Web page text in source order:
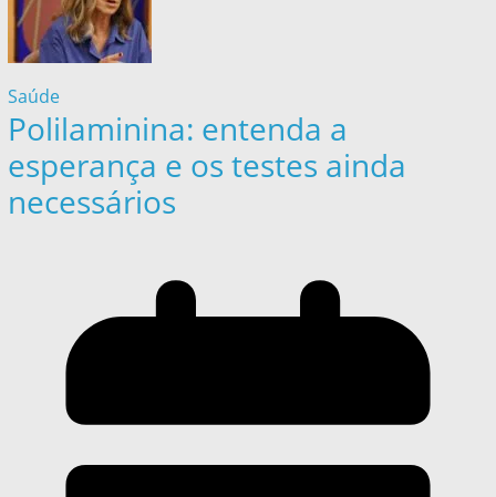
Saúde
Polilaminina: entenda a
esperança e os testes ainda
necessários